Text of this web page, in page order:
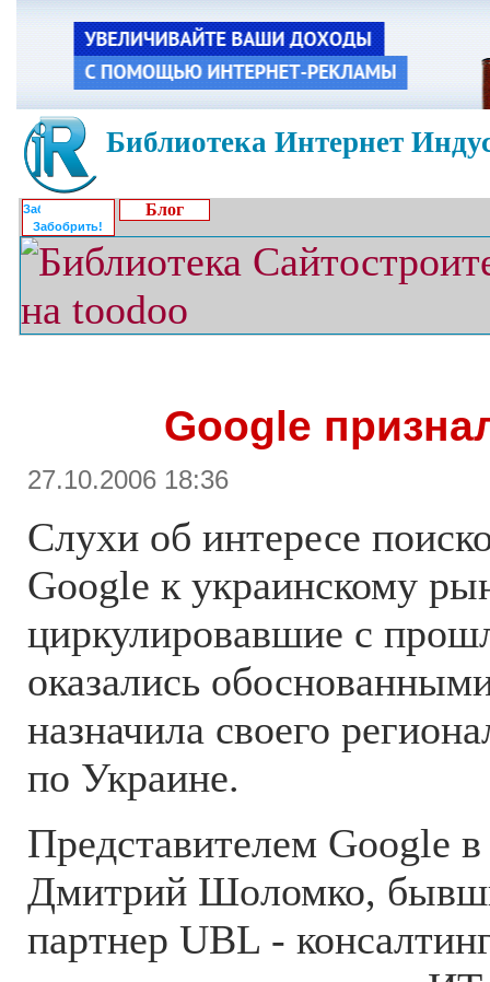
Библиотека Интернет
Забобрить!
Блог
Google
27.10.2006 18:36
Слухи об интересе
Google к украинскому
циркулировавшие с
оказались
назначила своего
по Украине.
Представителем Google в
Дмитрий Шоломко,
партнер UBL -